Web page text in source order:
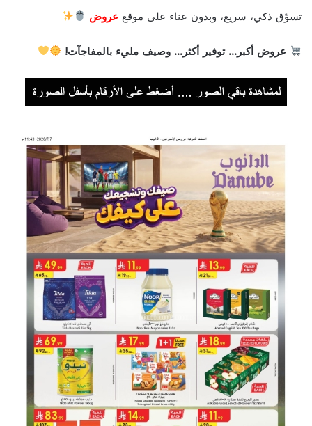
تسوّق ذكي، سريع، وبدون عناء على موقع عروض
عروض أكبر… توفير أكثر… وصيف مليء بالمفاجآت!